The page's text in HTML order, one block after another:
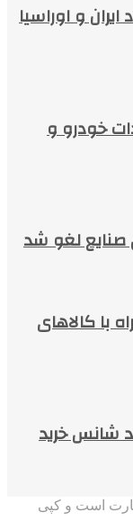
و اوراسیا
واردات خودرو و
صنایع لغو شد
با کالاهای
۲۰ مشتری؛ ۵ درصد شانس خرید
است و کپی